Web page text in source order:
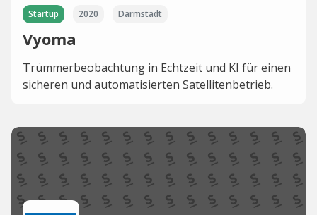
Startup 2020 Darmstadt
Vyoma
Trümmerbeobachtung in Echtzeit und KI für einen
sicheren und automatisierten Satellitenbetrieb.